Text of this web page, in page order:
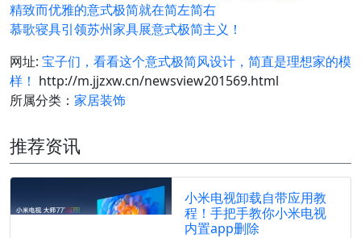
精致而优雅的意式极简就在简左简右
慕歌寝具引领苏州家具展意式极简主义！
网址: 宝子们，看看这个意式极简风设计，简直是理想家的模
样！ http://m.jjzxw.cn/newsview201569.html
所属分类： 家居装饰
推荐资讯
小米电视卸载自带应用教
程！手把手教你小米电视
内置app删除